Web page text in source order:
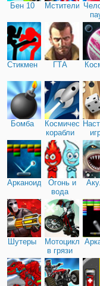
Бен 10 Мстители
Стикмен ГТА
Бомба
Космические
корабли
Арканоид
Огонь и
вода
Шутеры
Мотоциклы
в грязи